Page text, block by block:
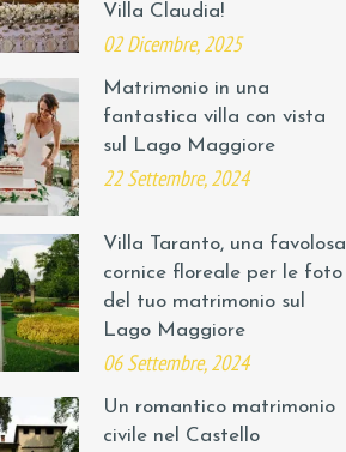
Villa Claudia!
02 Dicembre, 2025
Matrimonio in una
fantastica villa con vista
sul Lago Maggiore
22 Settembre, 2024
Villa Taranto, una favolosa
cornice floreale per le foto
del tuo matrimonio sul
Lago Maggiore
06 Settembre, 2024
Un romantico matrimonio
civile nel Castello